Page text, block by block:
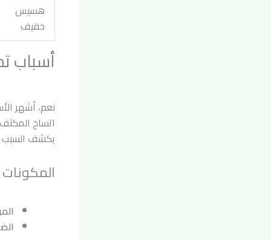
هسيس
خفيف
أسباب
نعم، أشهر
اتساخ
يكشف السبب
المكونات